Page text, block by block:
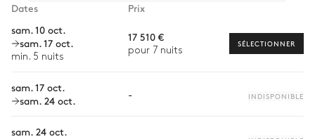
Terrasse de yoga en plein air
Bien-être à domicile
Location de vélo
Dates
Prix
sam. 10 oct.
sam. 17 oct.
min. 5 nuits
17 510 €
pour 7 nuits
SÉLECTIONNER
sam. 17 oct.
sam. 24 oct.
- INDISPONIBLE
sam. 24 oct.